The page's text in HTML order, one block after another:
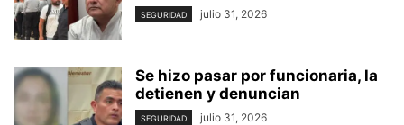
SEGURIDAD julio 31, 2026
Se hizo pasar por funcionaria, la
detienen y denuncian
SEGURIDAD julio 31, 2026